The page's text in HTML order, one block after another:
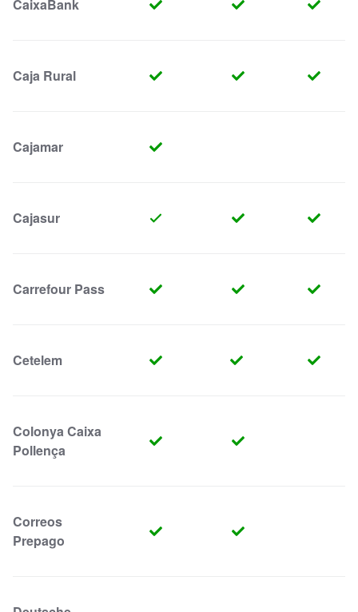
CaixaBank
Caja Rural
Cajamar
Cajasur
Carrefour Pass
Cetelem
Colonya Caixa
Pollença
Correos
Prepago